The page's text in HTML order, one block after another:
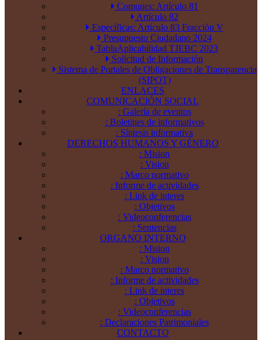
Comunes: Artículo 81
Artículo 82
Específicas: Artículo 83 Fracción V
Presupuesto Ciudadano 2024
TablaAplicabilidad TJEBC 2023
Solicitud de Información
Sistema de Portales de Obligaciones de Transparencia
(SIPOT)
ENLACES
COMUNICACIÓN SOCIAL
: Galería de eventos
: Boletines de informativos
: Síntesis informativa
DERECHOS HUMANOS Y GÉNERO
: Mision
: Vision
: Marco normativo
: Informe de actividades
: Link de interes
: Objetivos
: Videoconferencias
: Sentencias
ORGANO INTERNO
: Mision
: Vision
: Marco normativo
: Informe de actividades
: Link de interes
: Objetivos
: Videoconferencias
: Declaraciones Patrimoniales
CONTACTO